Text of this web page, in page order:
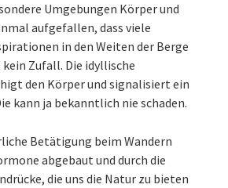
Umgebungen Körper und
aufgefallen, dass viele
in den Weiten der Berge
kein Zufall. Die idyllische
den Körper und signalisiert ein
kann ja bekanntlich nie schaden.
Betätigung beim Wandern
abgebaut und durch die
die uns die Natur zu bieten